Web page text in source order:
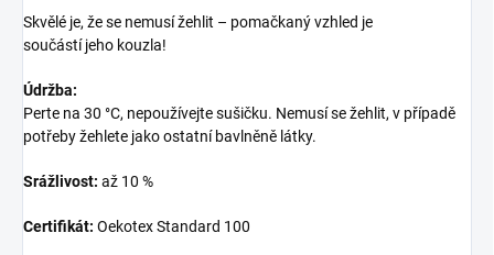
Skvělé je, že se nemusí žehlit – pomačkaný vzhled je
součástí jeho kouzla!
Údržba:
Perte na 30 °C, nepoužívejte sušičku. Nemusí se žehlit, v případě
potřeby žehlete jako ostatní bavlněně látky.
Srážlivost: až 10 %
Certifikát: Oekotex Standard 100